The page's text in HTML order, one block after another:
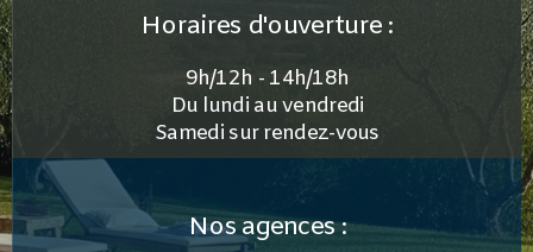
Horaires d'ouverture :
9h/12h - 14h/18h
Du lundi au vendredi
Samedi sur rendez-vous
Nos agences :